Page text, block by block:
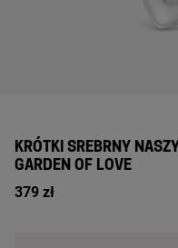
KRÓTKI SREBRNY
GARDEN OF LOVE
379 zł